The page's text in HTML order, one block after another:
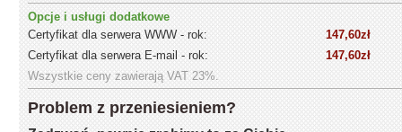
Opcje i usługi dodatkowe
Certyfikat dla serwera WWW - rok:
147,60zł
Certyfikat dla serwera E-mail - rok:
147,60zł
Wszystkie ceny zawierają VAT 23%.
Problem z przeniesieniem?